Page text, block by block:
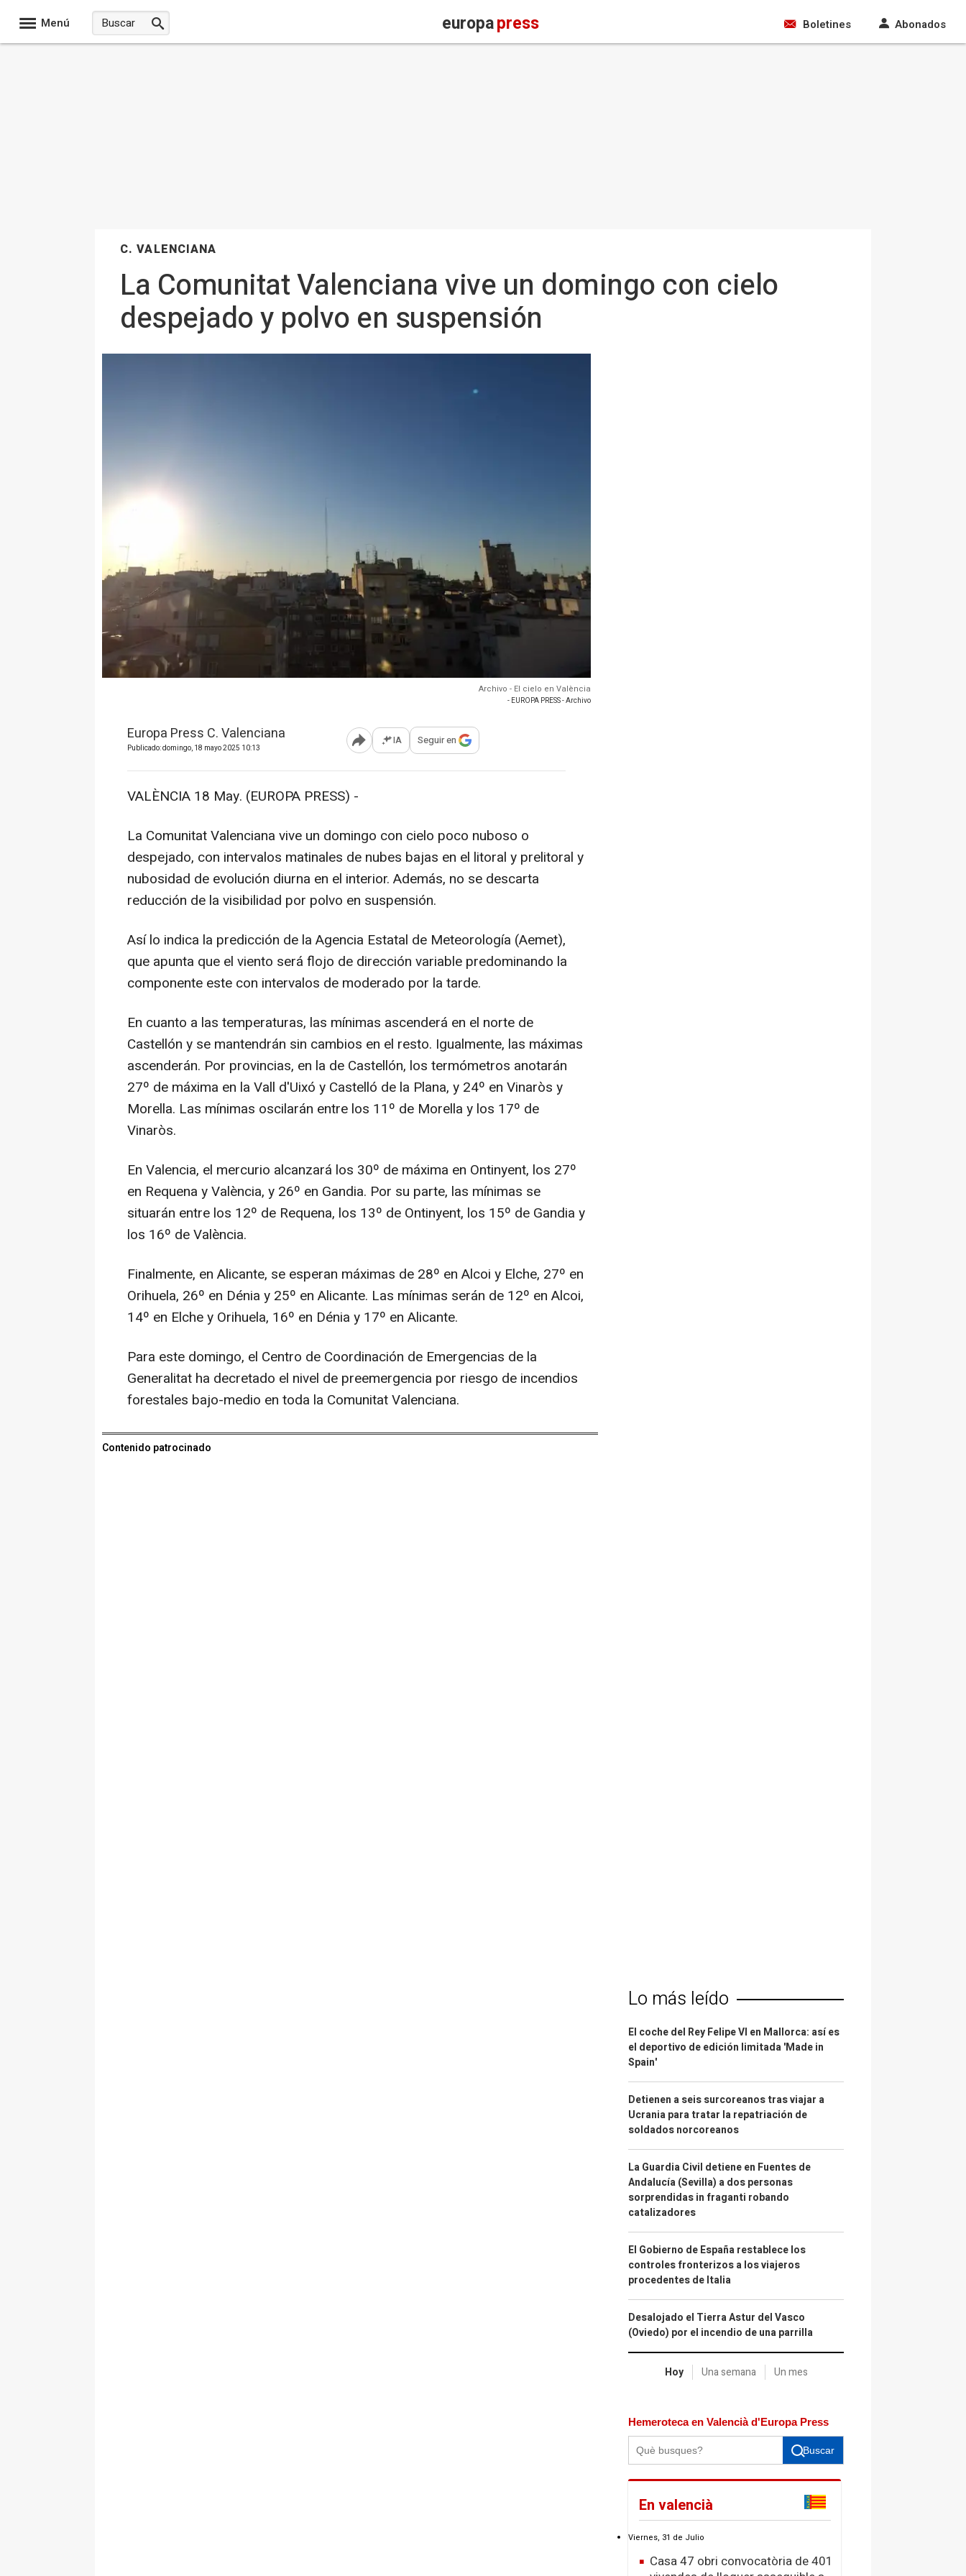
Menú europapress Boletines Abonados
C. VALENCIANA
La Comunitat Valenciana vive un domingo con cielo
despejado y polvo en suspensión
Archivo - El cielo en València
- EUROPA PRESS - Archivo
Europa Press C. Valenciana
Publicado: domingo, 18 mayo 2025 10:13 Abrir opciones para compartir
IA Seguir en
VALÈNCIA 18 May. (EUROPA PRESS) -
La Comunitat Valenciana vive un domingo con cielo poco nuboso o
despejado, con intervalos matinales de nubes bajas en el litoral y prelitoral y
nubosidad de evolución diurna en el interior. Además, no se descarta
reducción de la visibilidad por polvo en suspensión.
Así lo indica la predicción de la Agencia Estatal de Meteorología (Aemet),
que apunta que el viento será flojo de dirección variable predominando la
componente este con intervalos de moderado por la tarde.
En cuanto a las temperaturas, las mínimas ascenderá en el norte de
Castellón y se mantendrán sin cambios en el resto. Igualmente, las máximas
ascenderán. Por provincias, en la de Castellón, los termómetros anotarán
27º de máxima en la Vall d'Uixó y Castelló de la Plana, y 24º en Vinaròs y
Morella. Las mínimas oscilarán entre los 11º de Morella y los 17º de
Vinaròs.
En Valencia, el mercurio alcanzará los 30º de máxima en Ontinyent, los 27º
en Requena y València, y 26º en Gandia. Por su parte, las mínimas se
situarán entre los 12º de Requena, los 13º de Ontinyent, los 15º de Gandia y
los 16º de València.
Finalmente, en Alicante, se esperan máximas de 28º en Alcoi y Elche, 27º en
Orihuela, 26º en Dénia y 25º en Alicante. Las mínimas serán de 12º en Alcoi,
14º en Elche y Orihuela, 16º en Dénia y 17º en Alicante.
Para este domingo, el Centro de Coordinación de Emergencias de la
Generalitat ha decretado el nivel de preemergencia por riesgo de incendios
forestales bajo-medio en toda la Comunitat Valenciana.
Contenido patrocinado
Lo más leído
El coche del Rey Felipe VI en Mallorca: así es
el deportivo de edición limitada 'Made in
Spain'
Detienen a seis surcoreanos tras viajar a
Ucrania para tratar la repatriación de
soldados norcoreanos
La Guardia Civil detiene en Fuentes de
Andalucía (Sevilla) a dos personas
sorprendidas in fraganti robando
catalizadores
El Gobierno de España restablece los
controles fronterizos a los viajeros
procedentes de Italia
Desalojado el Tierra Astur del Vasco
(Oviedo) por el incendio de una parrilla
Hoy Una semana Un mes
Hemeroteca en Valencià d'Europa Press
Buscar
En valencià
Viernes, 31 de Julio
Casa 47 obri convocatòria de 401